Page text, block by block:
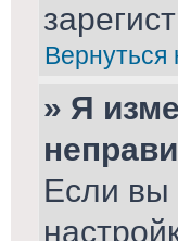
Вернуться
» Я
Если вы